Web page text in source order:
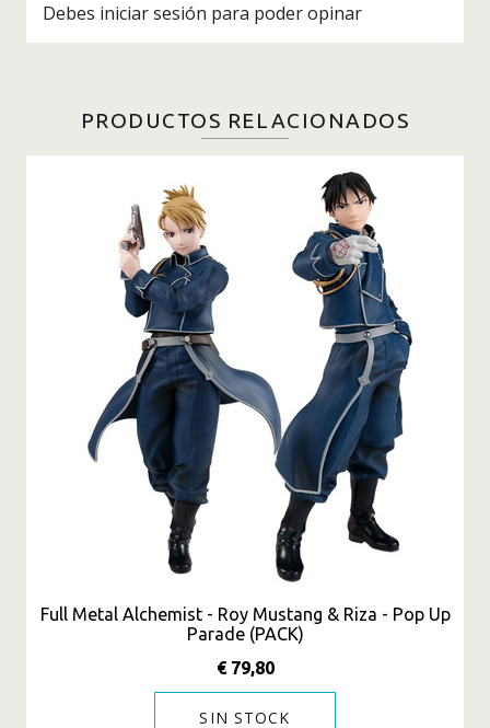
Debes iniciar sesión para poder opinar
PRODUCTOS RELACIONADOS
Full Metal Alchemist - Roy Mustang & Riza - Pop Up
Parade (PACK)
€ 79,80
SIN STOCK